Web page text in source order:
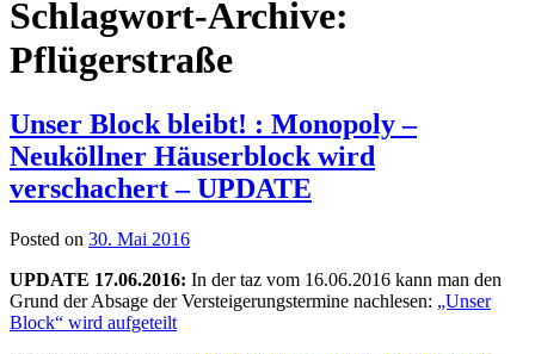
Schlagwort-Archive:
Pflügerstraße
Unser Block bleibt! : Monopoly –
Neuköllner Häuserblock wird
verschachert – UPDATE
Posted on 30. Mai 2016
UPDATE 17.06.2016: In der taz vom 16.06.2016 kann man den
Grund der Absage der Versteigerungstermine nachlesen: „Unser
Block“ wird aufgeteilt